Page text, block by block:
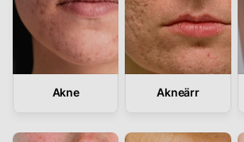
Vår
metod
Akne Akneärr